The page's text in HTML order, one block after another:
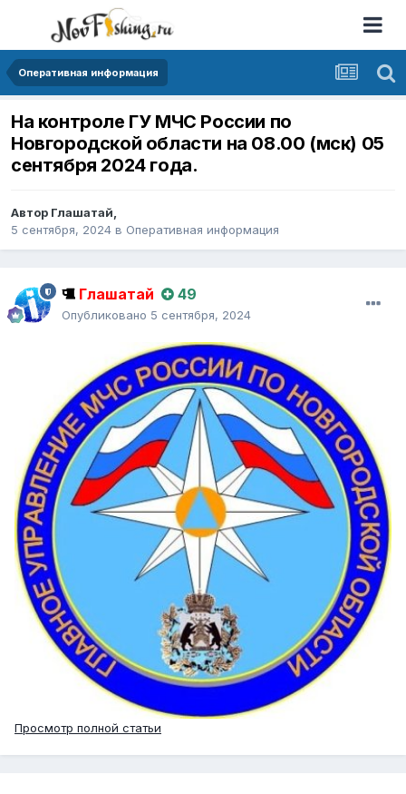
Оперативная информация
На контроле ГУ МЧС России по
Новгородской области на 08.00 (мск) 05
сентября 2024 года.
Автор Глашатай,
5 сентября, 2024 в Оперативная информация
Глашатай 49
Опубликовано 5 сентября, 2024
Просмотр полной статьи